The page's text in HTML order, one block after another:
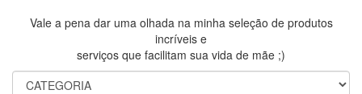
Vale a pena dar uma olhada na minha seleção de produtos
incríveis e
serviços que facilitam sua vida de mãe ;)